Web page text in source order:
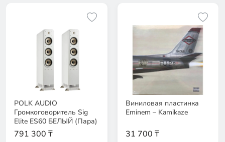
POLK AUDIO
Громкоговоритель Sig
Elite ES60 БЕЛЫЙ (Пара)
791 300 ₸
Виниловая пластинка
Eminem – Kamikaze
31 700 ₸